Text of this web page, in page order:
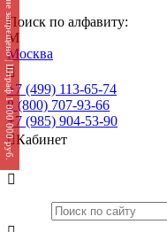
Поиск по алфавиту:
М
Москва

+7 (499) 113-65-74
8 (800) 707-93-66
+7 (985) 904-53-90
 Кабинет
